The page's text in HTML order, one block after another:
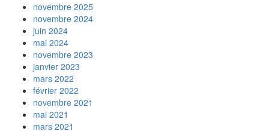
novembre 2025
novembre 2024
juin 2024
mai 2024
novembre 2023
janvier 2023
mars 2022
février 2022
novembre 2021
mai 2021
mars 2021